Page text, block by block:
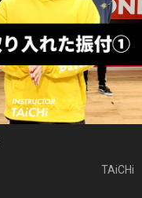
TAiCHi